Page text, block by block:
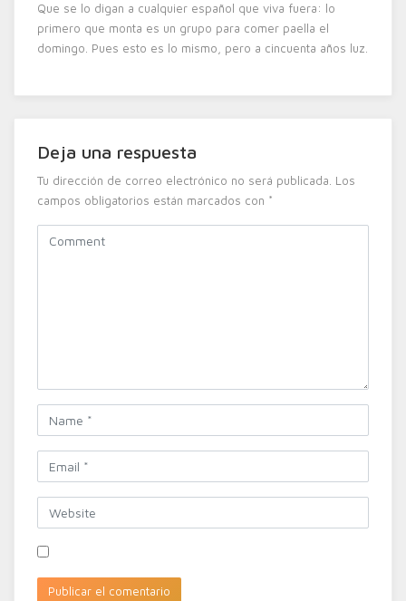
Que se lo digan a cualquier español que viva fuera: lo
primero que monta es un grupo para comer paella el
domingo. Pues esto es lo mismo, pero a cincuenta años luz.
Deja una respuesta
Tu dirección de correo electrónico no será publicada. Los
campos obligatorios están marcados con *